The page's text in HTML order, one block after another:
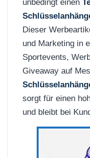
unbedingt einen
Dieser
und Marketing in
Sportevents,
Giveaway auf
sorgt für einen
und bleibt bei